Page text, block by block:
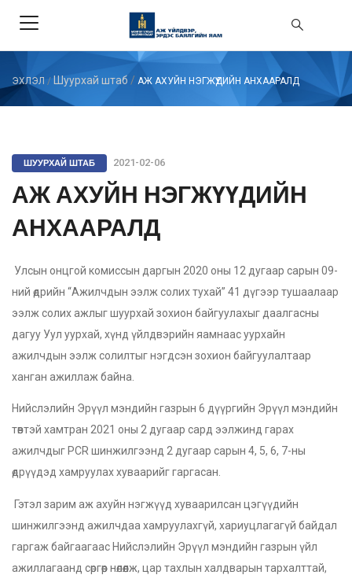
ЭХЛЭЛ / Шуурхай штаб / АЖ АХУЙН НЭГЖҮҮДИЙН АНХААРАЛД
ШУУРХАЙ ШТАБ 2021-02-06
АЖ АХУЙН НЭГЖҮҮДИЙН
АНХААРАЛД
Улсын онцгой комиссын даргын 2020 оны 12 дугаар сарын 09-
ний өдрийн “Ажилчдын ээлж солих тухай” 41 дүгээр тушаалаар
ээлж солих ажлыг шуурхай зохион байгуулахыг даалгасны
дагуу Уул уурхай, хүнд үйлдвэрийн яамнаас уурхайн
ажилчдын ээлж солилтыг нэгдсэн зохион байгуулалтаар
ханган ажиллаж байна.
Нийслэлийн Эрүүл мэндийн газрын 6 дүүргийн Эрүүл мэндийн
төвтэй хамтран 2021 оны 2 дугаар сард ээлжинд гарах
ажилчдыг PCR шинжилгээнд 2 дугаар сарын 4, 5, 6, 7-ны
өдрүүдэд хамруулах хуваарийг гаргасан.
Гэтэл зарим аж ахуйн нэгжүүд хуваарилсан цэгүүдийн
шинжилгээнд ажилчдаа хамруулахгүй, хариуцлагагүй байдал
гаргаж байгаагаас Нийслэлийн Эрүүл мэндийн газрын үйл
ажиллагаанд сөргөөр нөлөөлж, цар тахлын халдварын тархалттай,